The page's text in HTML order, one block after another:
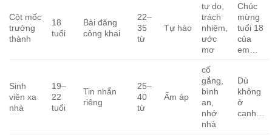
Cột mốc
trưởng
thành
18
tuổi
Bài đăng
công khai
22–
35
từ
Tự hào
tự do,
trách
nhiệm,
ước
mơ
Chúc
mừng
tuổi 18
của
em…
Sinh
viên xa
nhà
19–
22
tuổi
Tin nhắn
riêng
25–
40
từ
Ấm áp
cố
gắng,
bình
an,
nhớ
nhà
Dù
không
ở
cạnh…